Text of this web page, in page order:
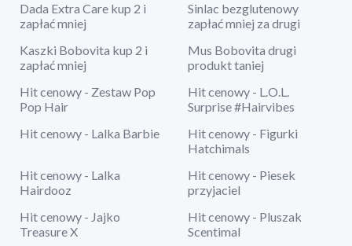
Dada Extra Care kup 2 i
zapłać mniej
Sinlac bezglutenowy
zapłać mniej za drugi
Kaszki Bobovita kup 2 i
zapłać mniej
Mus Bobovita drugi
produkt taniej
Hit cenowy - Zestaw Pop
Pop Hair
Hit cenowy - L.O.L.
Surprise #Hairvibes
Hit cenowy - Lalka Barbie
Hit cenowy - Figurki
Hatchimals
Hit cenowy - Lalka
Hairdooz
Hit cenowy - Piesek
przyjaciel
Hit cenowy - Jajko
Treasure X
Hit cenowy - Pluszak
Scentimal